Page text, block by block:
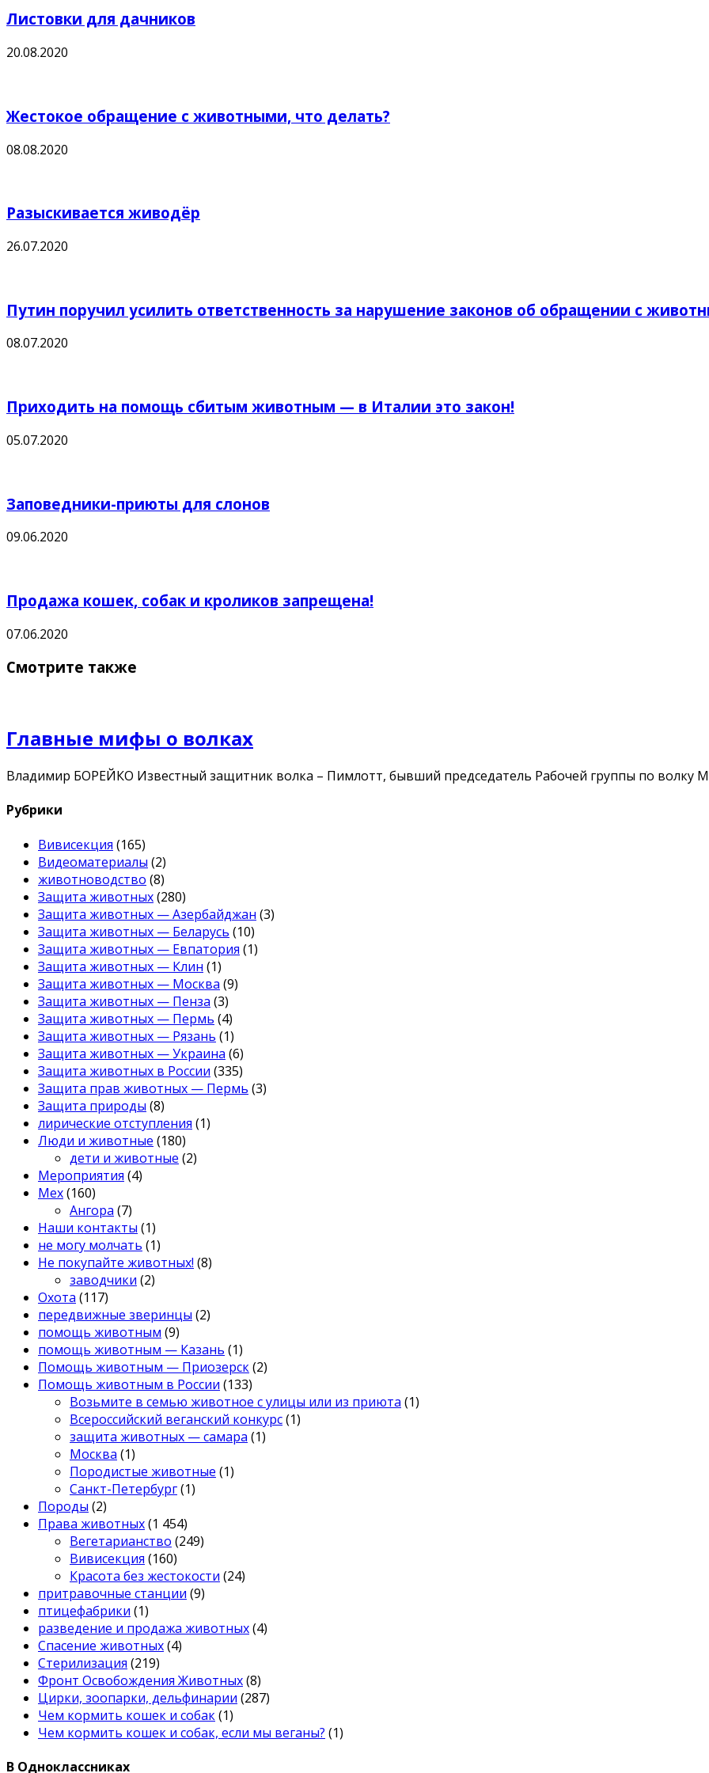
Листовки для дачников
20.08.2020
Жестокое обращение с животными, что делать?
08.08.2020
Разыскивается живодёр
26.07.2020
Путин поручил усилить ответственность за нарушение законов об обращении с
08.07.2020
Приходить на помощь сбитым животным — в Италии это закон!
05.07.2020
Заповедники-приюты для слонов
09.06.2020
Продажа кошек, собак и кроликов запрещена!
07.06.2020
Смотрите также
Главные мифы о волках
Владимир БОРЕЙКО Известный защитник волка – Пимлотт, бывший председатель Рабочей группы по волку
Рубрики
Вивисекция (165)
Видеоматериалы (2)
животноводство (8)
Защита животных(280)
Защита животных — Азербайджан (3)
Защита животных — Беларусь (10)
Защита животных — Евпатория (1)
Защита животных — Клин (1)
Защита животных — Москва (9)
Защита животных — Пенза (3)
Защита животных — Пермь (4)
Защита животных — Рязань (1)
Защита животных — Украина (6)
Защита животных в России (335)
Защита прав животных — Пермь (3)
Защита природы (8)
лирические отступления (1)
Люди и животные (180)
дети и животные (2)
Мероприятия (4)
Мех(160)
Ангора (7)
Наши контакты (1)
не могу молчать (1)
Не покупайте животных! (8)
заводчики (2)
Охота (117)
передвижные зверинцы (2)
помощь животным (9)
помощь животным — Казань (1)
Помощь животным — Приозерск(2)
Помощь животным в России (133)
Возьмите в семью животное с улицы или из приюта (1)
Всероссийский веганский конкурс(1)
защита животных — самара (1)
Москва (1)
Породистые животные (1)
Санкт-Петербург(1)
Породы (2)
Права животных(1 454)
Вегетарианство (249)
Вивисекция (160)
Красота без жестокости (24)
притравочные станции (9)
птицефабрики (1)
разведение и продажа животных(4)
Спасение животных(4)
Стерилизация (219)
Фронт Освобождения Животных(8)
Цирки, зоопарки, дельфинарии (287)
Чем кормить кошек и собак(1)
Чем кормить кошек и собак, если мы веганы? (1)
В Одноклассниках